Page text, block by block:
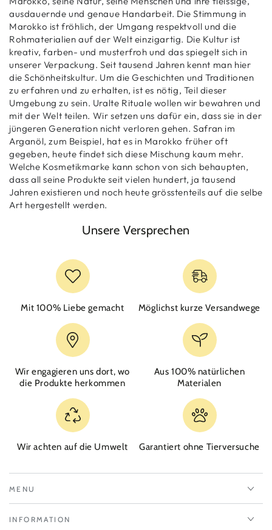
ausdauernde und genaue Handarbeit. Die Stimmung in
Marokko ist fröhlich, der Umgang respektvoll und die
Rohmaterialien auf der Welt einzigartig. Die Kultur ist
kreativ, farben- und musterfroh und das spiegelt sich in
unserer Verpackung. Seit tausend Jahren kennt man hier
die Schönheitskultur. Um die Geschichten und Traditionen
zu erfahren und zu erhalten, ist es nötig, Teil dieser
Umgebung zu sein. Uralte Rituale wollen wir bewahren und
mit der Welt teilen. Wir setzen uns dafür ein, dass sie in der
jüngeren Generation nicht verloren gehen. Safran im
Arganöl, zum Beispiel, hat es in Marokko früher oft
gegeben, heute findet sich diese Mischung kaum mehr.
Welche Kosmetikmarke kann schon von sich behaupten,
dass all seine Produkte seit vielen hundert, ja tausend
Jahren existieren und noch heute grösstenteils auf die selbe
Art hergestellt werden.
Unsere Versprechen
Mit 100% Liebe gemacht Möglichst kurze Versandwege
Wir engagieren uns dort, wo
die Produkte herkommen
Aus 100% natürlichen
Materialen
Wir achten auf die Umwelt Garantiert ohne Tierversuche
MENU
INFORMATION